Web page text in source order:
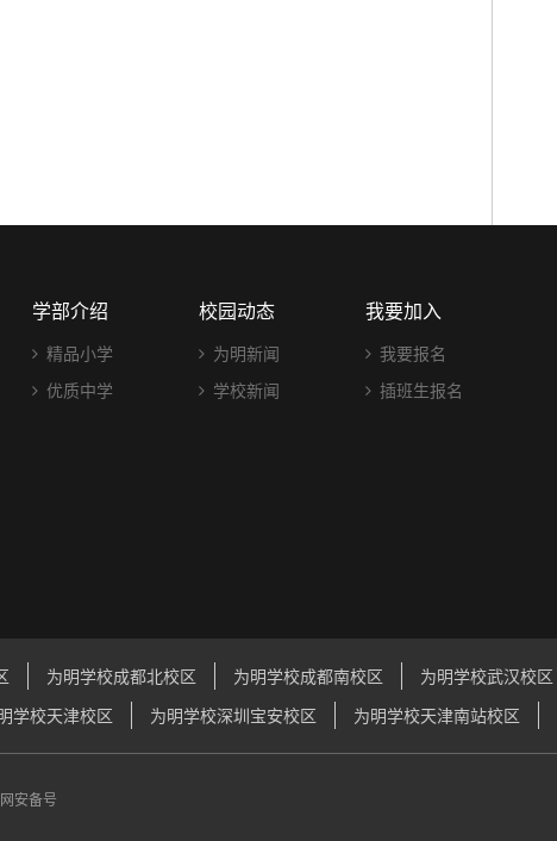
学部介绍
精品小学
优质中学
校园动态
为明新闻
学校新闻
我要加入
我要报名
插班生报名
为明学校成都北校区 为明学校成都南校区 为明学校武汉校区
学校天津校区 为明学校深圳宝安校区 为明学校天津南站校区
安备号